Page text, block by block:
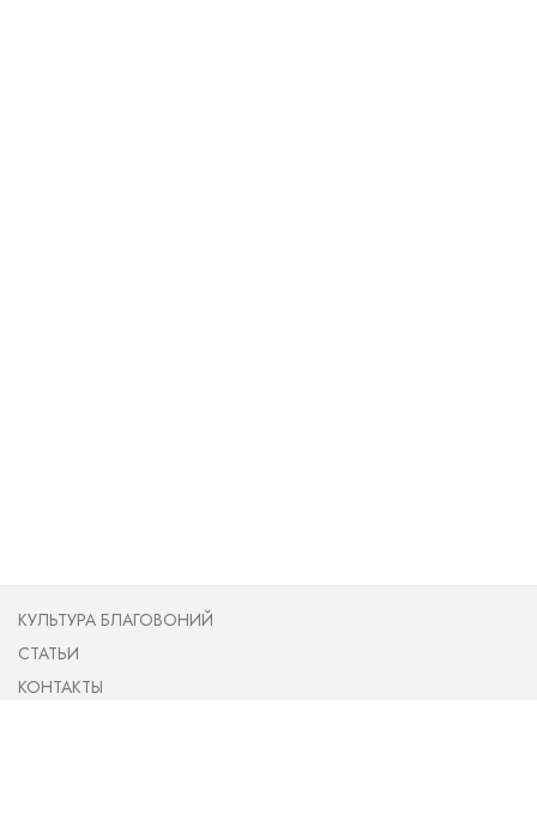
КУЛЬТУРА БЛАГОВОНИЙ
СТАТЬИ
КОНТАКТЫ